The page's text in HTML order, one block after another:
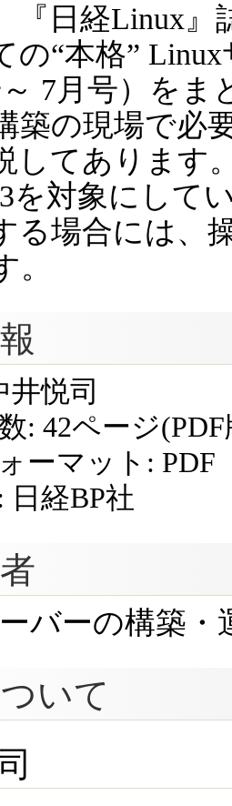
『日経Linux』
の“本格”
7月号）を
築の現場で必
してあります
を対象にして
る場合には、
。
井悦司
: 42ページ
ーマット: PDF
日経BP社
バーの構築・
いて